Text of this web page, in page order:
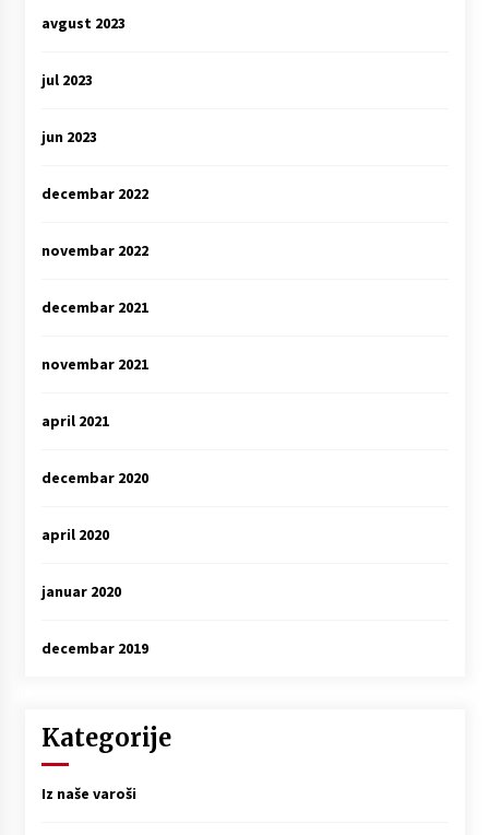
avgust 2023
jul 2023
jun 2023
decembar 2022
novembar 2022
decembar 2021
novembar 2021
april 2021
decembar 2020
april 2020
januar 2020
decembar 2019
Kategorije
Iz naše varoši